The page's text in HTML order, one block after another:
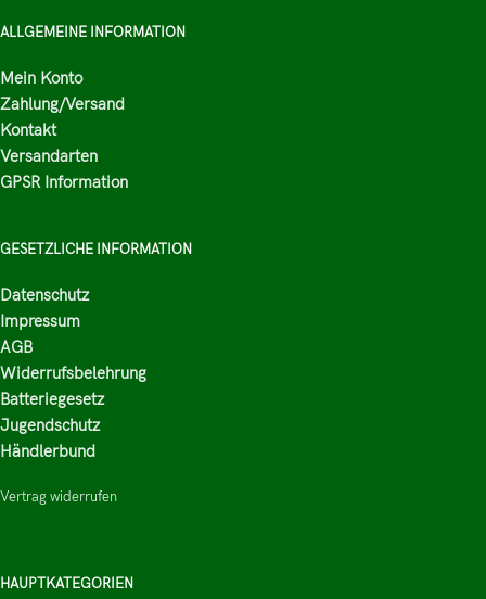
ALLGEMEINE INFORMATION
Mein Konto
Zahlung/Versand
Kontakt
Versandarten
GPSR Information
GESETZLICHE INFORMATION
Datenschutz
Impressum
AGB
Widerrufsbelehrung
Batteriegesetz
Jugendschutz
Händlerbund
Vertrag widerrufen
HAUPTKATEGORIEN